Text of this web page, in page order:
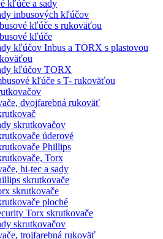
kľúče a sady
inbusových kľúčov
kľúče s rukoväťou
kľúče
kľúčov Inbus a TORX s plastovou
kľúčov TORX
kľúče s T- rukoväťou
dvojfarebná rukoväť
skrutkovačov
úderové
Phillips
Torx
hi-tec a sady
skrutkovače
skrutkovače
ploché
Torx skrutkovače
skrutkovačov
trojfarebná rukoväť